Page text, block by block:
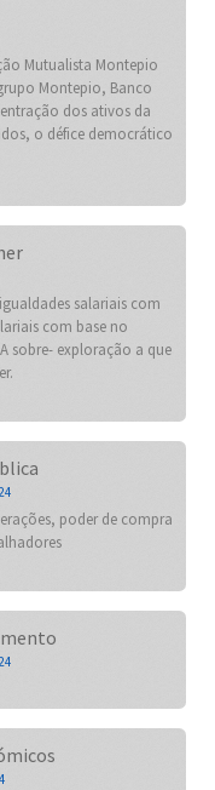
Mutualista Montepio
Montepio, Banco
dos ativos da
o défice democrático
salariais com
com base no
sobre- exploração a que
poder de compra